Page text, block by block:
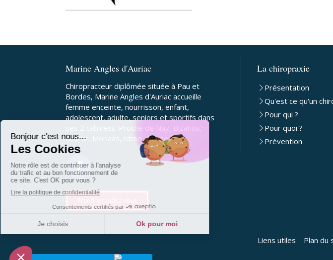
Marine Angles d'Auriac
Chiropracteur diplômée située à Pau et
Bordes, Marine Angles d'Auriac accueille
femme enceinte, nourrisson, enfant,
adolescent, adulte, seniors et sportifs dans
ses 2 cabinets. Proche de Nay, Bizanos,
Lescar, Morlaàs, Idron, Ousse
La chiropraxie
Présentation
Qu'est ce qu'un
Pour qui ?
Pour quoi ?
Prévention
Liens utiles Plan du